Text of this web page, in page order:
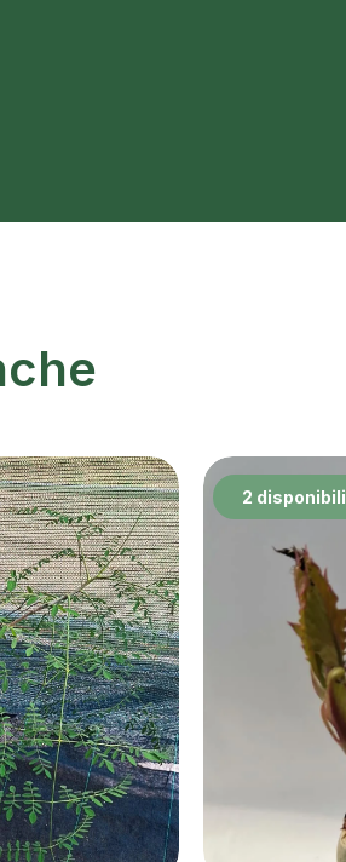
2 disponibili